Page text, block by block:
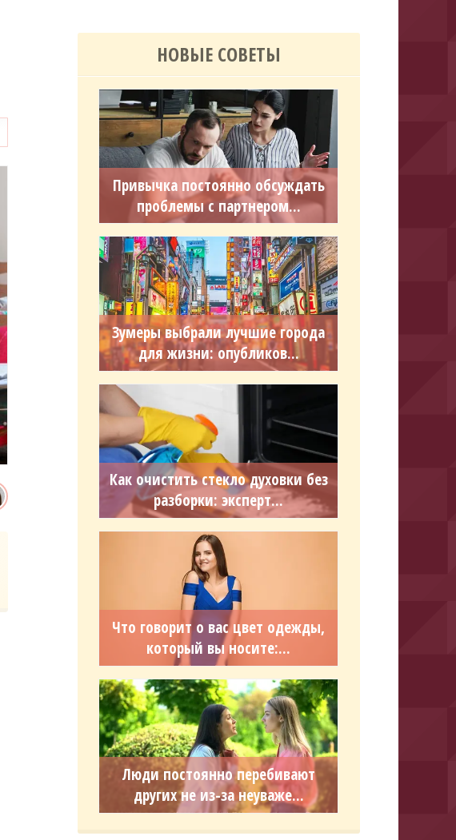
НОВЫЕ СОВЕТЫ
Привычка постоянно обсуждать
проблемы с партнером...
Зумеры выбрали лучшие города
для жизни: опубликов...
Как очистить стекло духовки без
разборки: эксперт...
Что говорит о вас цвет одежды,
который вы носите:...
Люди постоянно перебивают
других не из-за неуваже...